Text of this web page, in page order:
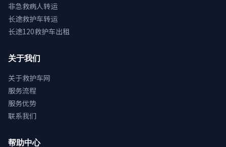
非急救病人转运
长途救护车转运
长途120救护车出租
关于我们
关于救护车网
服务流程
服务优势
联系我们
帮助中心